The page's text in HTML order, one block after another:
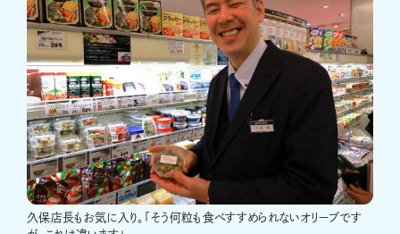
久保店長もお気に入り。「そう何粒も食べすすめられないオリーブです